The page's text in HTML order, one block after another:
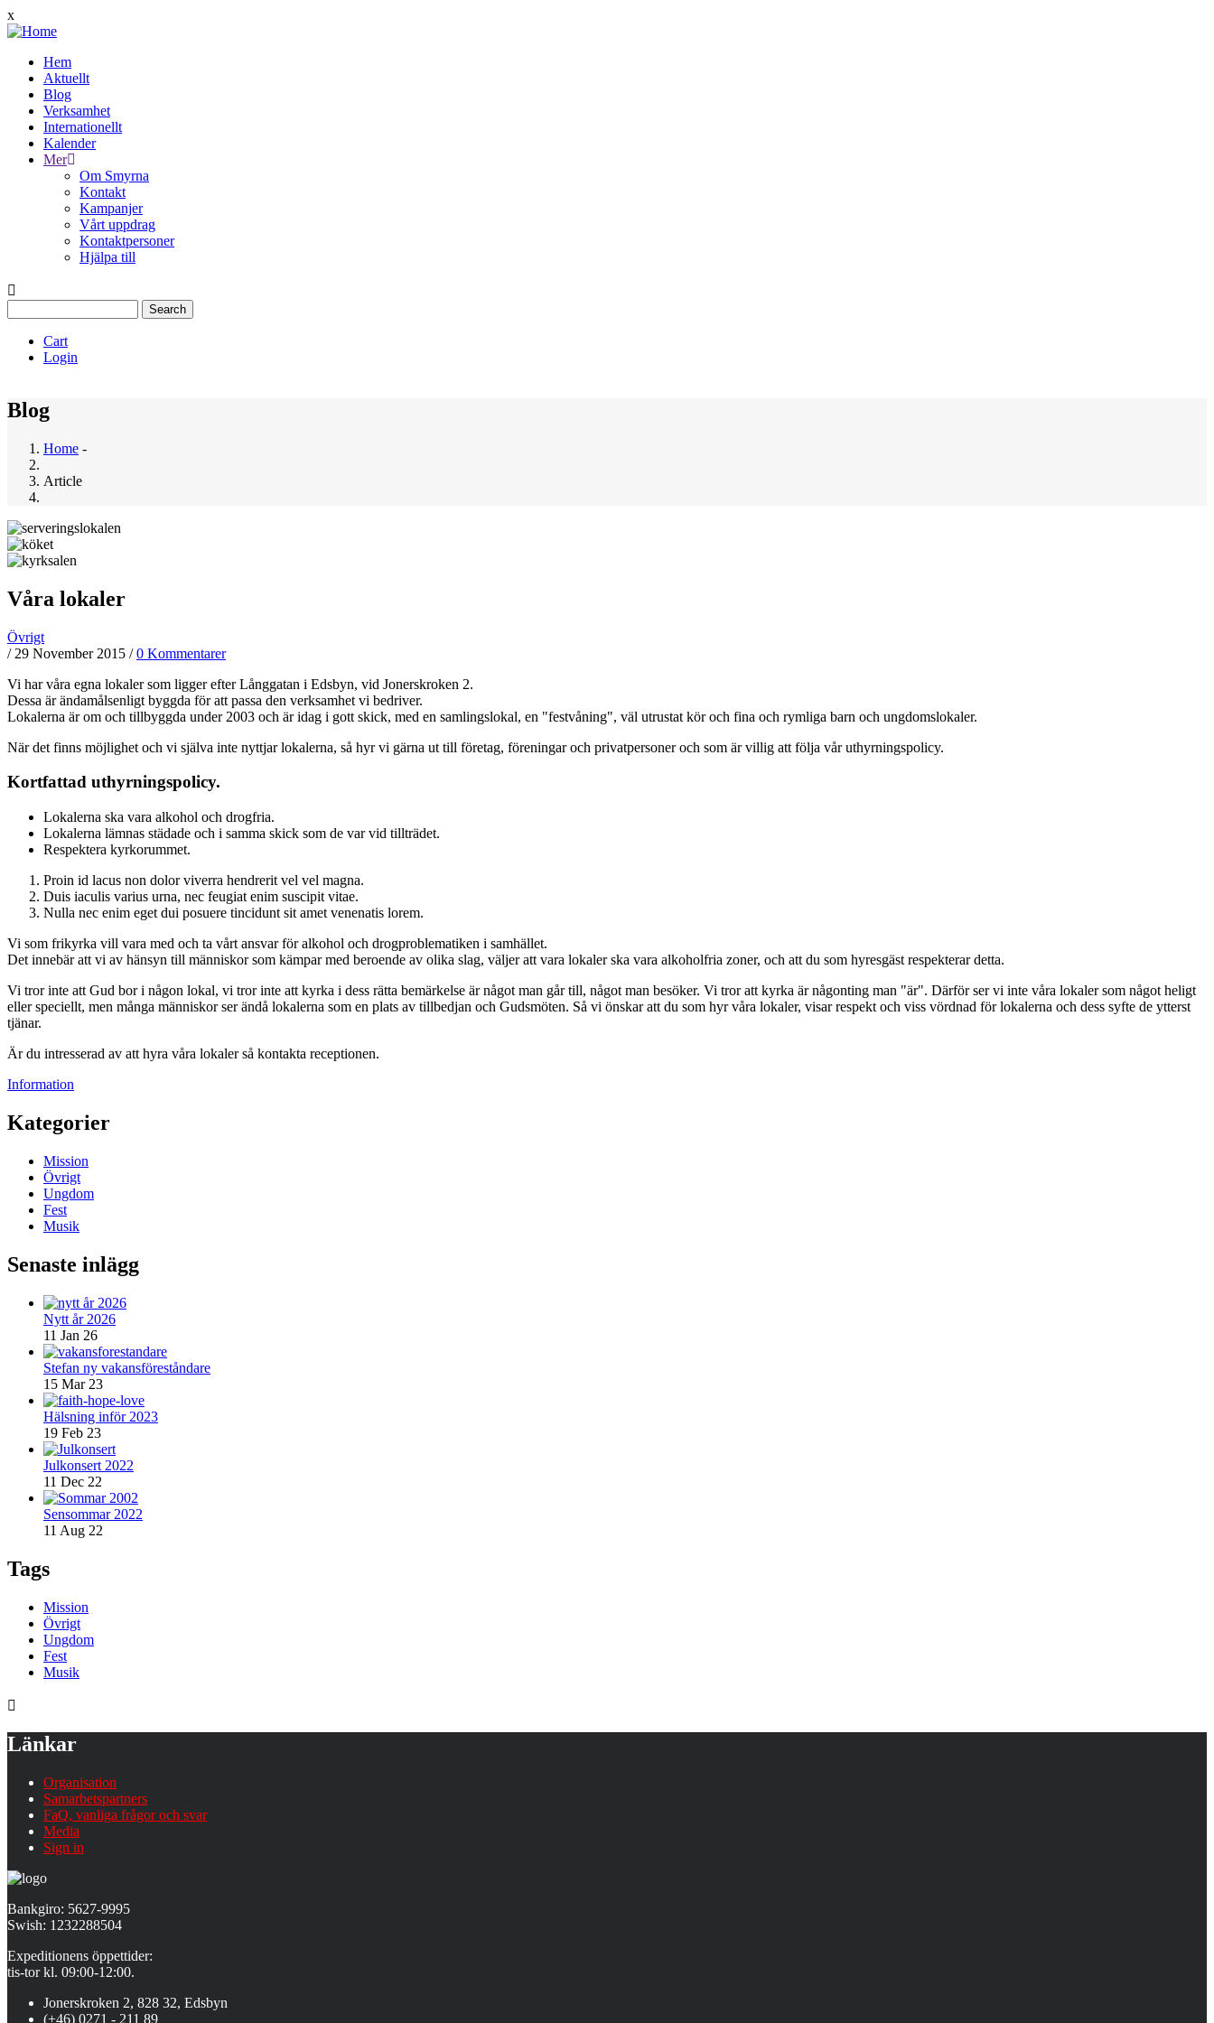
Skip
to
content
x
Main
navigation
Hem
Aktuellt
Blog
Verksamhet
Internationellt
Kalender
Mer
Om Smyrna
Kontakt
Kampanjer
Vårt uppdrag
Kontaktpersoner
Hjälpa till
Quịck
Cart
Login
Blog
Breadcrumb
Home -
Article
Våra lokaler
Övrigt
/ 29 November 2015 /0 Kommentarer
Vi har våra egna lokaler som ligger efter Långgatan i Edsbyn, vid Jonerskroken 2.
Dessa är ändamålsenligt byggda för att passa den verksamhet vi bedriver.
Lokalerna är om och tillbyggda under 2003 och är idag i gott skick, med en samlingslokal, en "festvåning", väl utrustat kör och fina och rymliga barn och ungdomslokaler.
När det finns möjlighet och vi själva inte nyttjar lokalerna, så hyr vi gärna ut till företag, föreningar och privatpersoner och som är villig att följa vår uthyrningspolicy.
Kortfattad uthyrningspolicy.
Lokalerna ska vara alkohol och drogfria.
Lokalerna lämnas städade och i samma skick som de var vid tillträdet.
Respektera kyrkorummet.
Proin id lacus non dolor viverra hendrerit vel vel magna.
Duis iaculis varius urna, nec feugiat enim suscipit vitae.
Nulla nec enim eget dui posuere tincidunt sit amet venenatis lorem.
Vi som frikyrka vill vara med och ta vårt ansvar för alkohol och drogproblematiken i samhället.
Det innebär att vi av hänsyn till människor som kämpar med beroende av olika slag, väljer att vara lokaler ska vara alkoholfria zoner, och att du som hyresgäst respekterar detta.
Vi tror inte att Gud bor i någon lokal, vi tror inte att kyrka i dess rätta bemärkelse är något man går till, något man besöker. Vi tror att kyrka är någonting man "är". Därför ser vi inte våra lokaler som något heligt
eller speciellt, men många människor ser ändå lokalerna som en plats av tillbedjan och Gudsmöten. Så vi önskar att du som hyr våra lokaler, visar respekt och viss vördnad för lokalerna och dess syfte de ytterst
tjänar.
Är du intresserad av att hyra våra lokaler så kontakta receptionen.
Information
Kategorier
Mission
Övrigt
Ungdom
Fest
Musik
Senaste inlägg
Nytt år 2026
11 Jan 26
Stefan ny vakansföreståndare
15 Mar 23
Hälsning inför 2023
19 Feb 23
Julkonsert 2022
11 Dec 22
Sensommar 2022
11 Aug 22
Tags
Mission
Övrigt
Ungdom
Fest
Musik
Länkar
Organisation
Samarbetspartners
FaQ, vanliga frågor och svar
Media
Sign in
Bankgiro: 5627-9995
Swish: 1232288504
Expeditionens öppettider:
tis-tor kl. 09:00-12:00.
Jonerskroken 2, 828 32, Edsbyn
(+46) 0271 - 211 89